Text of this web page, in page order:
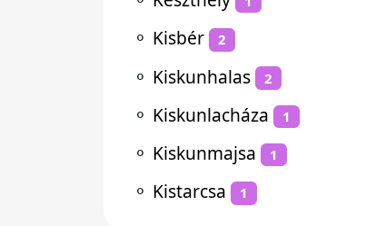
⚬ Kisbér 2
⚬ Kiskunhalas 2
⚬ Kiskunlacháza 1
⚬ Kiskunmajsa 1
⚬ Kistarcsa 1